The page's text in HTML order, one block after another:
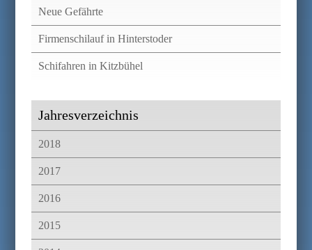
Jahresverzeichnis
2018
2017
2016
2015
Neue Gefährte
Firmenschilauf in Hinterstoder
Schifahren in Kitzbühel